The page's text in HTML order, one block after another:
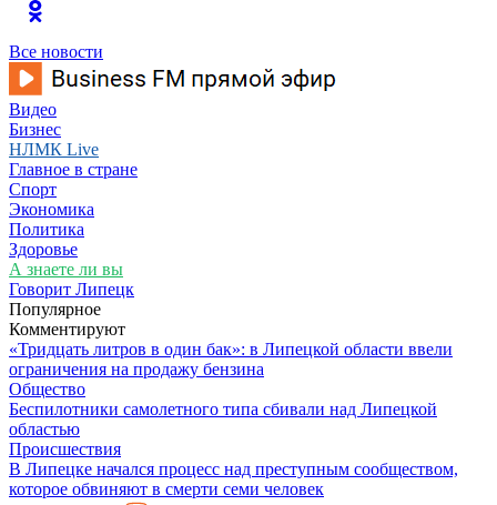
Все новости
Видео
Бизнес
НЛМК Live
Главное в стране
Спорт
Экономика
Политика
Здоровье
А знаете ли вы
Говорит Липецк
Популярное
Комментируют
«Тридцать литров в один бак»: в Липецкой области ввели
ограничения на продажу бензина
Общество
Беспилотники самолетного типа сбивали над Липецкой
областью
Происшествия
В Липецке начался процесс над преступным сообществом,
которое обвиняют в смерти семи человек